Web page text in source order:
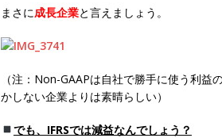
まさに成長企業と言えましょう。
（注：Non-GAAPは自社で勝手に使う利
かしない企業よりは素晴らしい）
でも、IFRSでは減益なんでしょう？